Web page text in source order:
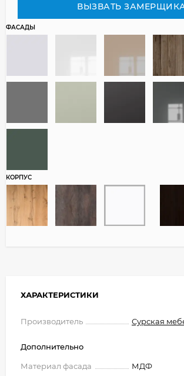
ВЫЗВАТЬ
ФАСАДЫ
КОРПУС
ХАРАКТЕРИСТИКИ
Производитель Сурская
Дополнительно
Материал фасада
МДФ